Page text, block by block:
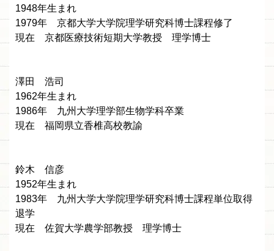
1948年生まれ
1979年 京都大学大学院理学研究科博士課程修了
現在 京都医療技術短期大学教授 理学博士
澤田 浩司
1962年生まれ
1986年 九州大学理学部生物学科卒業
現在 福岡県立香椎高校教諭
鈴木 信彦
1952年生まれ
1983年 九州大学大学院理学研究科博士課程単位取得
退学
現在 佐賀大学農学部教授 理学博士